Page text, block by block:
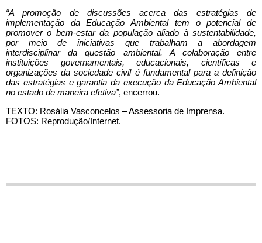
“A promoção de discussões acerca das estratégias de
implementação da Educação Ambiental tem o potencial de
promover o bem-estar da população aliado à sustentabilidade,
por meio de iniciativas que trabalham a abordagem
interdisciplinar da questão ambiental. A colaboração entre
instituições governamentais, educacionais, científicas e
organizações da sociedade civil é fundamental para a definição
das estratégias e garantia da execução da Educação Ambiental
no estado de maneira efetiva”, encerrou.
TEXTO: Rosália Vasconcelos – Assessoria de Imprensa.
FOTOS: Reprodução/Internet.